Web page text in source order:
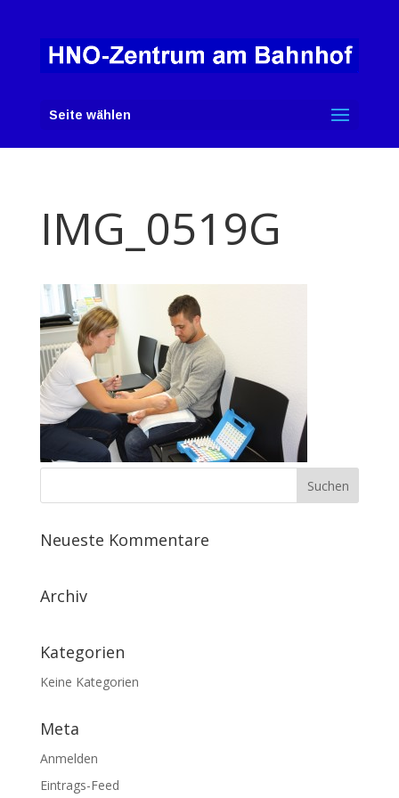
Seite wählen
IMG_0519G
Neueste Kommentare
Archiv
Kategorien
Keine Kategorien
Meta
Anmelden
Eintrags-Feed